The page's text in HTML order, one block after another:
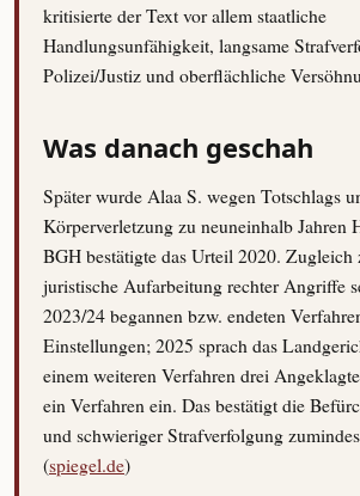
kritisierte der Text vor allem staatliche
Handlungsunfähigkeit, langsame
Polizei/Justiz und oberflächliche
Was danach geschah
Später wurde Alaa S. wegen Totschlags
Körperverletzung zu neuneinhalb Jahren
BGH bestätigte das Urteil 2020. Zugleich
juristische Aufarbeitung rechter Angriffe
2023/24 begannen bzw. endeten
Einstellungen; 2025 sprach das
einem weiteren Verfahren drei
ein Verfahren ein. Das bestätigt die
und schwieriger Strafverfolgung
(spiegel.de)